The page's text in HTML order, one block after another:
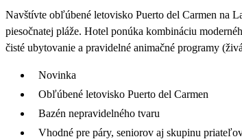
Navštívte obľúbené letovisko Puerto del Carmen na
piesočnatej pláže. Hotel ponúka kombináciu
čisté ubytovanie a pravidelné animačné programy
Novinka
Obľúbené letovisko Puerto del Carmen
Bazén nepravidelného tvaru
Vhodné pre páry, seniorov aj skupinu